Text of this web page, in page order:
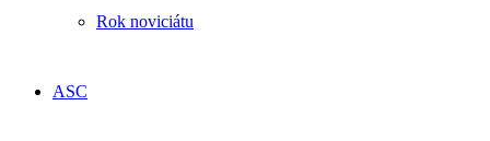
Rok noviciátu
ASC